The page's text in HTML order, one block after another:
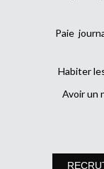
Paie
Habiter
Avoir un